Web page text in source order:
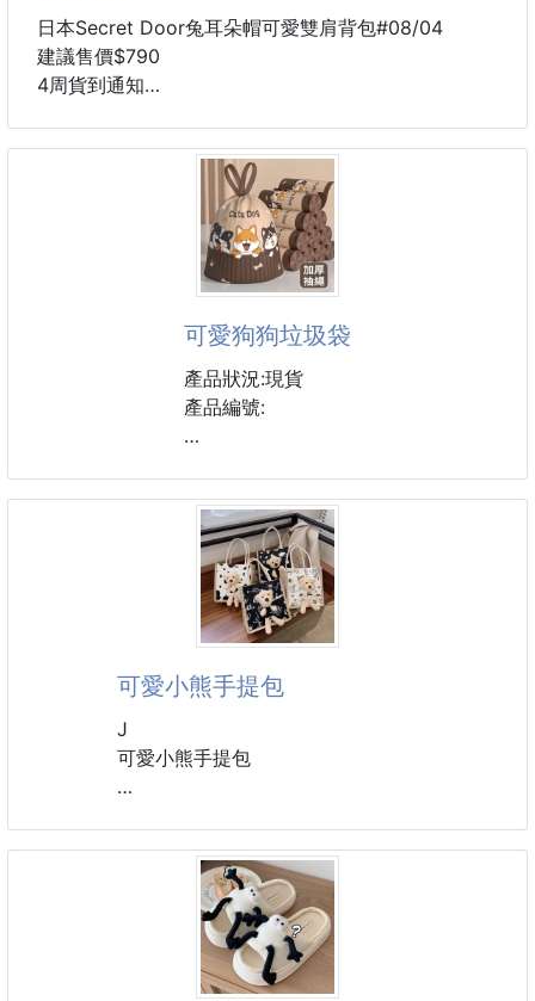
日本Secret Door兔耳朵帽可愛雙肩背包#08/04
建議售價$790
4周貨到通知
想找一款日常可背、拍照也可愛的包包
這款兔耳朵帽造型雙肩背包很適合
包身做成像戴著兔耳朵帽子的立體輪廓
背起來有一點俏皮、一點可愛
不會太誇張，卻能讓穿搭多一個亮點！
不管是小學生女孩日常外出
週末逛街、親子出遊、主題樂園、活動造型
或是想拍照更有氛圍，都很適合搭配～
包包上方做出像兔耳帽一樣的立體感
背起來可愛又有存在感，讓簡單穿搭也多了童趣感～
❤️🐰穿搭多一點小巧思
不只是一般後背包，兔耳設計讓
可愛狗狗垃圾袋
產品狀況:現貨
產品編號:
可愛小熊手提包
J
可愛小熊手提包
多種背法 任意切換
可手跨.手提.手拎超方便
拉鏈式設計 不擔心東西掉落
彈性輕盈，經典的小熊系列
完美揉合簡約與優雅風格